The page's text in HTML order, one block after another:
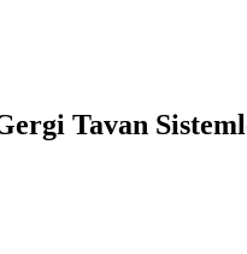
Tavan